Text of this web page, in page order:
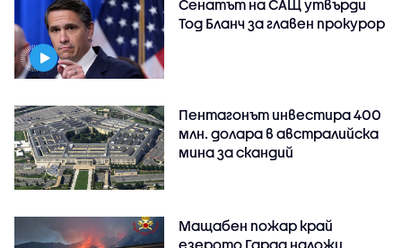
Сенатът на САЩ утвърди
Тод Бланч за главен прокурор
Пентагонът инвестира 400
млн. долара в австралийска
мина за скандий
Мащабен пожар край